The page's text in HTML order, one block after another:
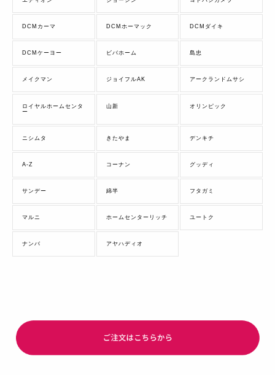
DCMカーマ DCMホーマック DCMダイキ
DCMケーヨー ビバホーム 島忠
メイクマン ジョイフルAK アークランドムサシ
ロイヤルホームセンタ
ー
山新 オリンピック
ニシムタ きたやま デンキチ
A-Z コーナン グッディ
サンデー 綿半 フタガミ
マルニ ホームセンターリッチ ユートク
ナンバ アヤハディオ